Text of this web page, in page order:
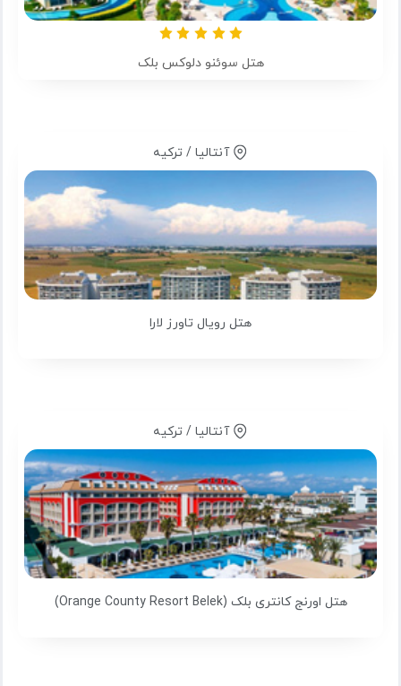
هتل سوئنو دلوکس بلک
آنتالیا / ترکیه
هتل رویال تاورز لارا
آنتالیا / ترکیه
هتل اورنج کانتری بلک (Orange County Resort Belek)